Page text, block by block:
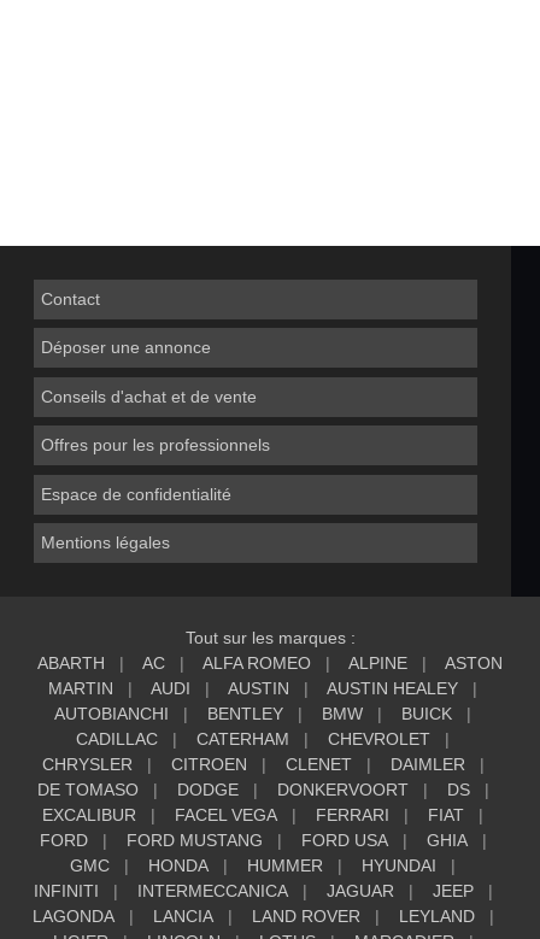
Contact
Déposer une annonce
Conseils d'achat et de vente
Offres pour les professionnels
Espace de confidentialité
Mentions légales
Tout sur les marques :
ABARTH
AC ALFA ROMEO ALPINE
ASTON
MARTIN
AUDI AUSTIN
AUSTIN HEALEY
AUTOBIANCHI
BENTLEY BMW
BUICK
CADILLAC
CATERHAM
CHEVROLET
CHRYSLER
CITROEN CLENET
DAIMLER
DE TOMASO
DODGE DONKERVOORT
DS
EXCALIBUR
FACEL VEGA FERRARI
FIAT
FORD
FORD MUSTANG FORD USA
GHIA
GMC
HONDA HUMMER
HYUNDAI
INFINITI
INTERMECCANICA JAGUAR
JEEP
LAGONDA
LANCIA LAND ROVER
LEYLAND